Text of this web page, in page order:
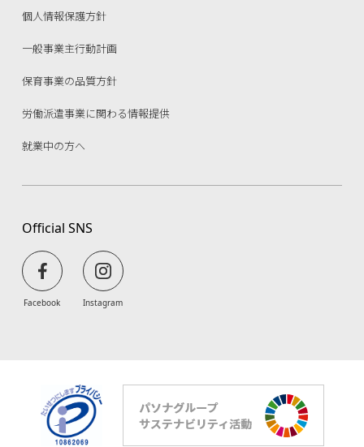
Official SNS
Facebook Instagram
個人情報保護方針
一般事業主行動計画
保育事業の品質方針
労働派遣事業に関わる情報提供
就業中の方へ